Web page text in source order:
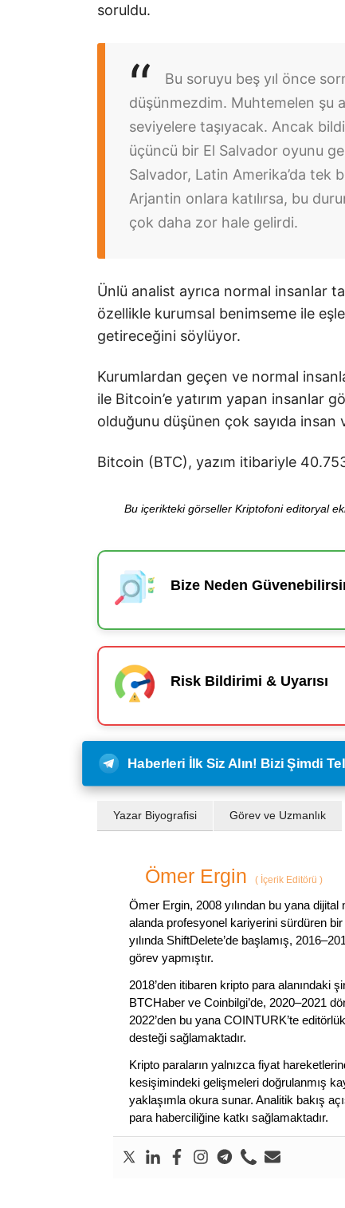
soruldu.
Bu soruyu beş yıl önce
düşünmezdim. Muhtemelen şu
seviyelere taşıyacak. Ancak
üçüncü bir El Salvador oyunu
Salvador, Latin Amerika’da tek
Arjantin onlara katılırsa, bu
çok daha zor hale gelirdi.
Ünlü analist ayrıca normal insanlar
özellikle kurumsal benimseme ile
getireceğini söylüyor.
Kurumlardan geçen ve normal
ile Bitcoin’e yatırım yapan insanlar
olduğunu düşünen çok sayıda
Bitcoin (BTC), yazım itibariyle
Bu içerikteki görseller Kriptofoni editoryal
Bize Neden
Risk Bildirimi & Uyarısı
Haberleri İlk Siz Alın! Bizi Şimdi
Yazar Biyografisi Görev ve Uzmanlık
Ömer Ergin ( İçerik Editörü )
Ömer Ergin, 2008 yılından bu yana
alanda profesyonel kariyerini sürdüren
yılında ShiftDelete’de başlamış,
görev yapmıştır.
2018’den itibaren kripto para alanındaki
BTCHaber ve Coinbilgi’de, 2020–2021
2022’den bu yana COINTURK’te
desteği sağlamaktadır.
Kripto paraların yalnızca fiyat
kesişimindeki gelişmeleri doğrulanmış
yaklaşımla okura sunar. Analitik bakış
para haberciliğine katkı sağlamaktadır.